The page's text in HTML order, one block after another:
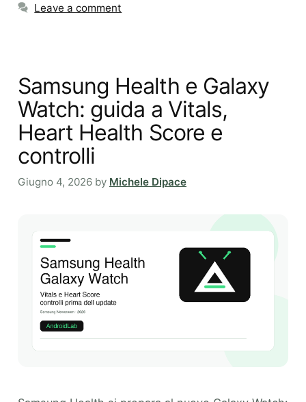
Leave a comment
Samsung Health e Galaxy
Watch: guida a Vitals,
Heart Health Score e
controlli
Giugno 4, 2026 by Michele Dipace